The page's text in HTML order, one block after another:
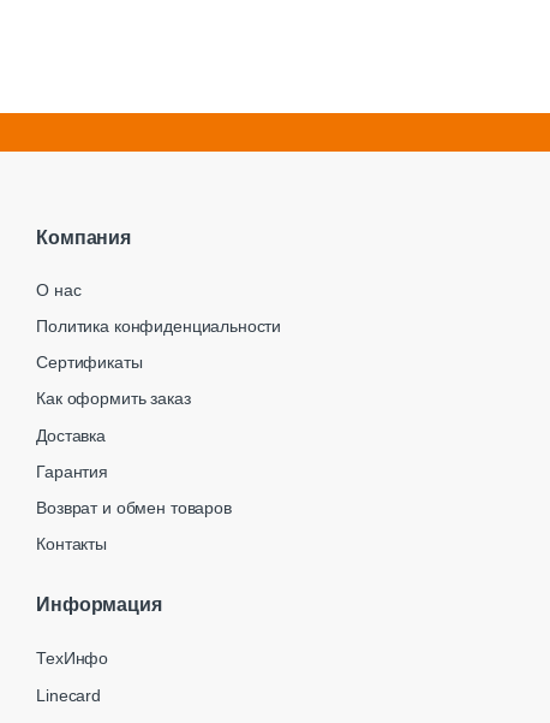
Компания
О нас
Политика конфиденциальности
Сертификаты
Как оформить заказ
Доставка
Гарантия
Возврат и обмен товаров
Контакты
Информация
ТехИнфо
Linecard